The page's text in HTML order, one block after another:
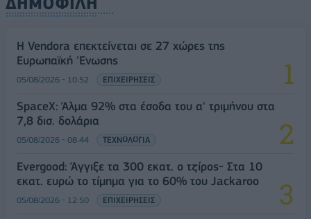
Η Vendora επεκτείνεται σε 27 χώρες της
Ευρωπαϊκή 'Ενωσης
05/08/2026 - 10:52 ΕΠΙΧΕΙΡΗΣΕΙΣ
SpaceX: Άλμα 92% στα έσοδα του α' τριμήνου στα
7,8 δισ. δολάρια
05/08/2026 - 08:44 ΤΕΧΝΟΛΟΓΙΑ
Evergood: Άγγιξε τα 300 εκατ. ο τζίρος- Στα 10
εκατ. ευρώ το τίμημα για το 60% του Jackaroo
05/08/2026 - 12:50 ΕΠΙΧΕΙΡΗΣΕΙΣ